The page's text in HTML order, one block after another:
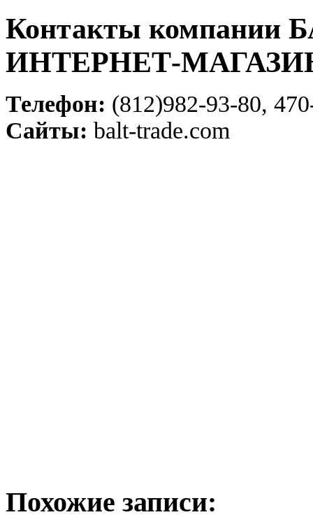
Контакты
ИНТЕРНЕТ-
Телефон: (812)982-93-80,
Сайты: balt-trade.com
Похожие записи: